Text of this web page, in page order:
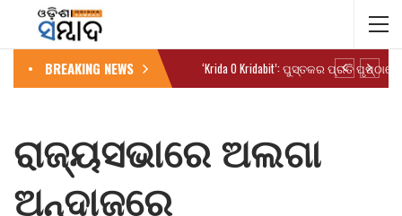
BREAKING NEWS
ରାଜ୍ୟସଭାରେ ଅଲଗା
ଅନ୍ଦାଜରେ